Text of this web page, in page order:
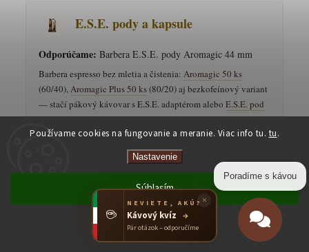
Používame cookies na fungovanie a meranie. Viac info tu. tu.
Nastavenie
Odmietnuť
Súhlasím
E.S.E. pody a kapsule
Odporúčame: Barbera E.S.E. pody Aromagic 44 mm
Barbera espresso bez mletia a čistenia: Aromagic 50 ks
(60/40),Aromagic Plus 50 ks(80/20) aj bezkofeínový variant
— stačí pákový kávovar s E.S.E. adaptérom alebo E.S.E. pod
kávovar. Kapsule Barbera pre Nespresso, Dolce Gusto a A
Modo Mio sú momentálne vypredané — dostupné alternatívy
Nespresso kompatibilné kapsule
Sedem krajín pôvodu — odkiaľ
Poradíme s kávou
×
☕
NEVIETE, AKÚ?
Kávový kvíz →
Pár otázok – odporučíme